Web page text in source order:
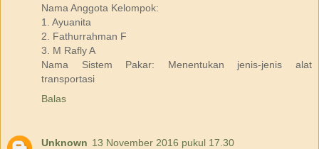
Nama Anggota Kelompok:
1. Ayuanita
2. Fathurrahman F
3. M Rafly A
Nama Sistem Pakar: Menentukan jenis-jenis alat
transportasi
Balas
Unknown 13 November 2016 pukul 17.30